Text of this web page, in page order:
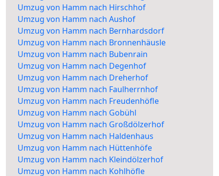
Umzug von Hamm nach Hirschhof
Umzug von Hamm nach Aushof
Umzug von Hamm nach Bernhardsdorf
Umzug von Hamm nach Bronnenhäusle
Umzug von Hamm nach Bubenrain
Umzug von Hamm nach Degenhof
Umzug von Hamm nach Dreherhof
Umzug von Hamm nach Faulherrnhof
Umzug von Hamm nach Freudenhöfle
Umzug von Hamm nach Gobühl
Umzug von Hamm nach Großdölzerhof
Umzug von Hamm nach Haldenhaus
Umzug von Hamm nach Hüttenhöfe
Umzug von Hamm nach Kleindölzerhof
Umzug von Hamm nach Kohlhöfle